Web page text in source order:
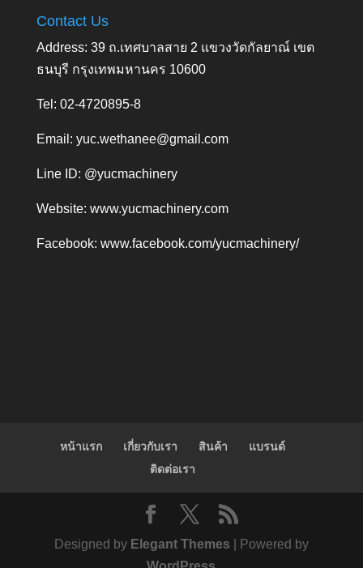
Contact Us
Address: 39 ถ.เทศบาลสาย 2 แขวงวัดกัลยาณ์ เขต
ธนบุรี กรุงเทพมหานคร 10600
Tel: 02-4720895-8
Email: yuc.wethanee@gmail.com
Line ID: @yucmachinery
Website: www.yucmachinery.com
Facebook: www.facebook.com/yucmachinery/
หน้าแรก เกี่ยวกับเรา สินค้า
แบรนด์
ติดต่อเรา
Designed by Elegant Themes | Powered by